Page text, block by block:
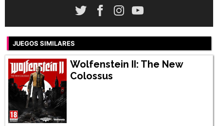
JUEGOS SIMILARES
Wolfenstein II: The New
Colossus